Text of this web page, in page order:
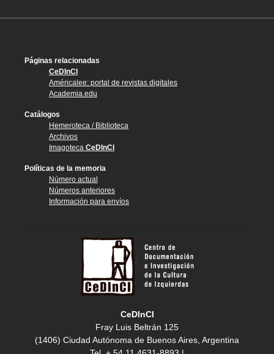
Páginas relacionadas
CeDInCI
Américalee: portal de revistas digitales
Academia.edu
Catálogos
Hemeroteca / Biblioteca
Archivos
Imagoteca CeDInCI
Políticas de la memoria
Número actual
Números anteriores
Información para envíos
CeDInCI
Fray Luis Beltrán 125
(1406) Ciudad Autónoma de Buenos Aires, Argentina